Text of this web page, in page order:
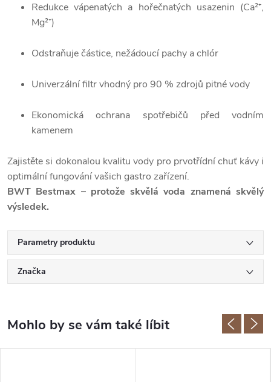
Redukce vápenatých a hořečnatých usazenin (Ca²⁺,
Mg²⁺)
Odstraňuje částice, nežádoucí pachy a chlór
Univerzální filtr vhodný pro 90 % zdrojů pitné vody
Ekonomická ochrana spotřebičů před vodním
kamenem
Zajistěte si dokonalou kvalitu vody pro prvotřídní chuť kávy i
optimální fungování vašich gastro zařízení.
BWT Bestmax – protože skvělá voda znamená skvělý
výsledek.
Parametry produktu
Značka